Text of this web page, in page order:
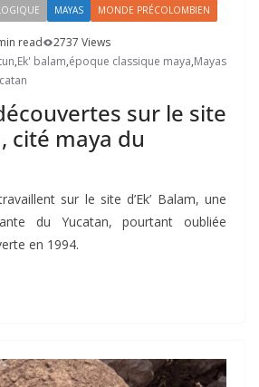
MAYAS MONDE PRÉCOLOMBIEN
read
2737 Views
,Ek' balam,époque classique maya,Mayas
sur le site
cité maya du
sur le site d’Ek’ Balam, une
du Yucatan, pourtant oubliée
en 1994.